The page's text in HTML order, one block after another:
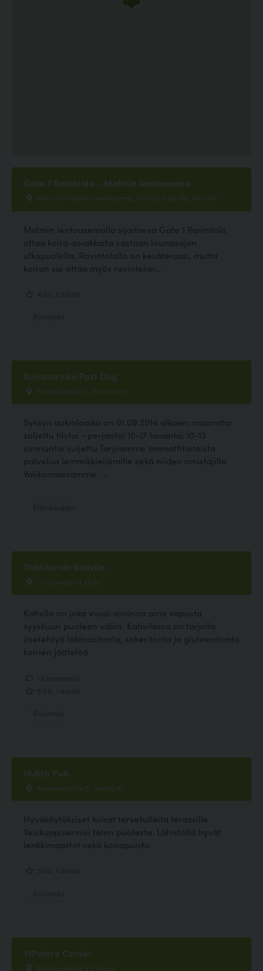
Gate 1 Ravintola - Malmin lentoasema
Helsinki-Malmin lentoasema, 00700 Helsinki, Helsinki
Malmin lentoasemalla sijaitseva Gate 1 Ravintola
ottaa koira-asiakkaita vastaan lounasajan
ulkopuolella. Ravintolalla on kesäterassi, mutta
koiran sai ottaa myös ravintolan...
Koiratarvike Fast Dog
Makasiinikuja 1, Pornainen
Syksyn aukioloaika on 01.09.2014 alkaen: maanatai
suljettu tiistai - perjantai 10-17 lauantai 10-13
sunnuntai suljettu Tarjoamme ammattitaitoista
palvelua lemmikkieläimille sekä niiden omistajille.
Valikoimassamme: ...
Tähtitornin Kahvila
Linnansaari 1, Oulu
Kahvila on joka vuosi avoinna aina vapusta
syyskuun puoleen väliin. Kahvilassa on tarjolla
itsetehtyä laktoositonta, sokeritonta ja gluteenitonta
koirien jäätelöä.
Huhta Pub
Koskenalantie 5, Seinäjoki
Hyväkäytöksiset koirat tervetulleita terassille.
Vesikuppiserviisi talon puolesta. Lähistöllä hyvät
lenkkimaastot sekä koirapuisto.
VIPstore Center
Killinkoskentie 23, Virrat